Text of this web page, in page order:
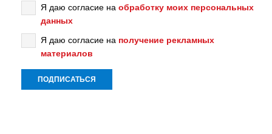
Я даю согласие на обработку моих персональных
данных
Я даю согласие на получение рекламных
материалов